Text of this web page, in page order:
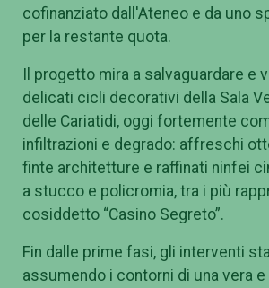
cofinanziato dall'Ateneo e da uno
per la restante quota.
Il progetto mira a salvaguardare e
delicati cicli decorativi della Sala
delle Cariatidi, oggi fortemente
infiltrazioni e degrado: affreschi
finte architetture e raffinati ninfei
a stucco e policromia, tra i più
cosiddetto “Casino Segreto”.
Fin dalle prime fasi, gli interventi
assumendo i contorni di una vera e